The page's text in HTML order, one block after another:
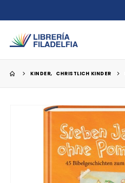
KINDER, CHRISTLICH KINDER